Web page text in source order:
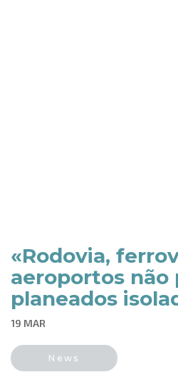
«Rodovia,
aeroportos não
planeados
19 MAR
News